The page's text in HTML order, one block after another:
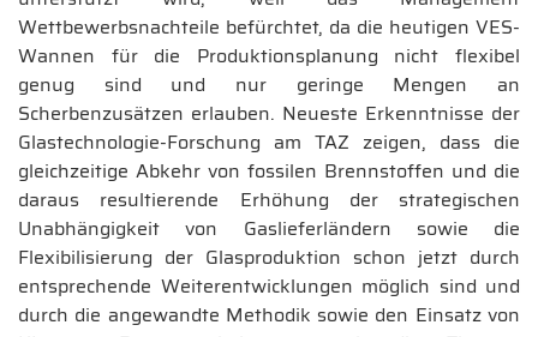
Wettbewerbsnachteile befürchtet, da die heutigen VES-
Wannen für die Produktionsplanung nicht flexibel
genug sind und nur geringe Mengen an
Scherbenzusätzen erlauben. Neueste Erkenntnisse der
Glastechnologie-Forschung am TAZ zeigen, dass die
gleichzeitige Abkehr von fossilen Brennstoffen und die
daraus resultierende Erhöhung der strategischen
Unabhängigkeit von Gaslieferländern sowie die
Flexibilisierung der Glasproduktion schon jetzt durch
entsprechende Weiterentwicklungen möglich sind und
durch die angewandte Methodik sowie den Einsatz von